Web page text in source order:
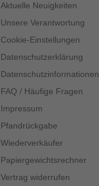
Aktuelle Neuigkeiten
Unsere Verantwortung
Cookie-Einstellungen
Datenschutzerklärung
Datenschutzinformationen
FAQ / Häufige Fragen
Impressum
Pfandrückgabe
Wiederverkäufer
Papiergewichtsrechner
Vertrag widerrufen